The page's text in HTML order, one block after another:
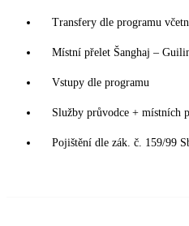
Transfery dle programu
Místní přelet Šanghaj –
Vstupy dle programu
Služby průvodce + místních
Pojištění dle zák. č. 159/99